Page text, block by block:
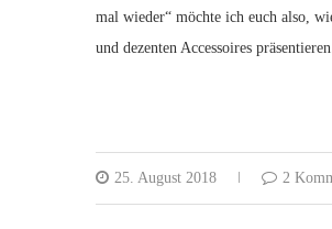
mal wieder“ möchte ich euch also,
und dezenten Accessoires
25. August 2018 2